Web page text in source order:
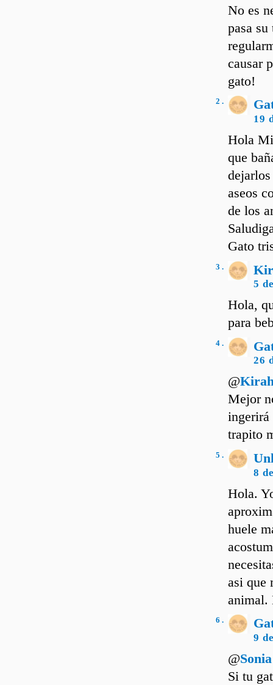
No es
pasa
causar
gato!
2 .
19
Hola
que
aseos
de los
Gato
3 .
5
Hola,
para
4 .
26
@
Mejor
ingerirá
trapito
5 .
8
Hola.
huele
asi que
animal.
6 .
9
@
Si tu